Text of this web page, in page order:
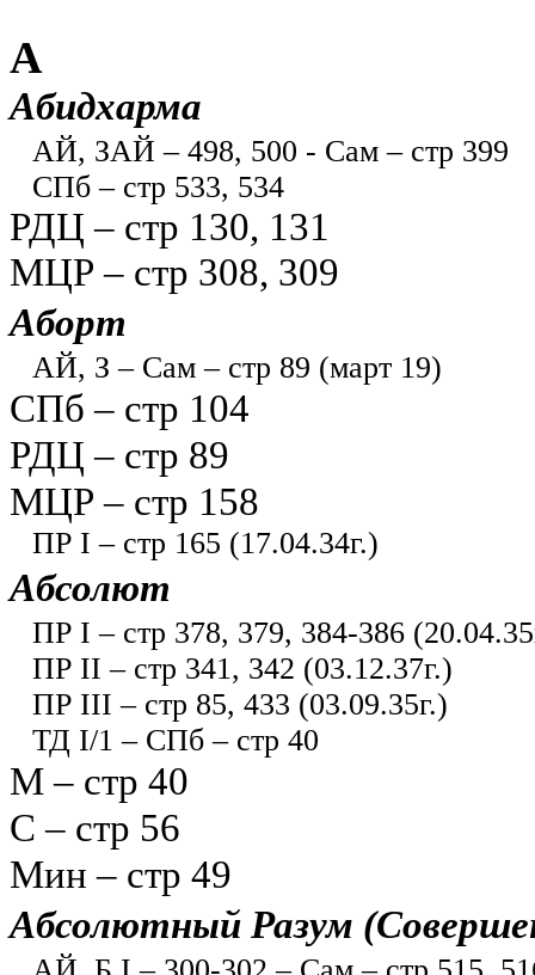
А
Абидхарма
АЙ, ЗАЙ – 498, 500 - Сам – стр 399
СПб – стр 533, 534
РДЦ – стр 130, 131
МЦР – стр 308, 309
Аборт
АЙ, З – Сам – стр 89 (март 19)
СПб – стр 104
РДЦ – стр 89
МЦР – стр 158
ПР I – стр 165 (17.04.34г.)
Абсолют
ПР I – стр 378, 379, 384-386
ПР II – стр 341, 342 (03.12.37г.)
ПР III – стр 85, 433 (03.09.35г.)
ТД I/1 – СПб – стр 40
М – стр 40
С – стр 56
Мин – стр 49
Абсолютный Разум